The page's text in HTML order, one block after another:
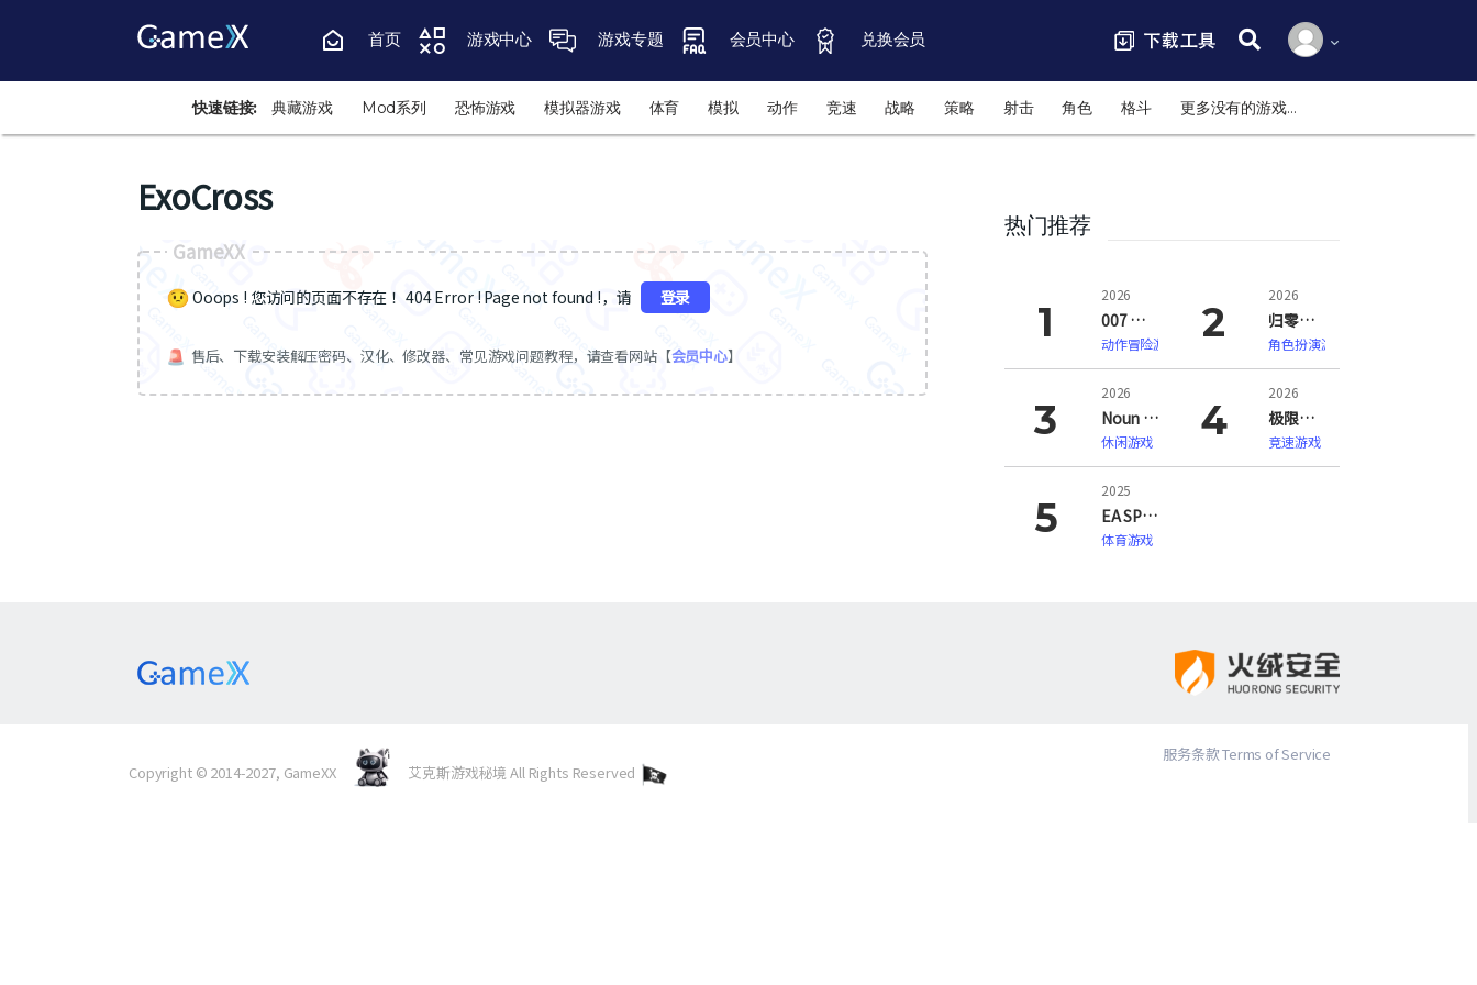
首页 游戏中心 游戏专题 会员中心 兑换会员
搜索:
快速链接: 典藏游戏 Mod系列 恐怖游戏 模拟器游戏 体育 模拟 动作 竞速 战略 策略 射击 角色 格斗 更多没有的游戏…
ExoCross
GameXX
Ooops ! 您访问的页面不存在 ！404 Error ! Page not found !，请 登录
售后、下载安装解压密码、汉化、修改器、常见游戏问题教程，请查看网站【会员中心】
热门推荐
2026
007 初露锋芒（007 First Light）
动作冒险游戏
2026
归零巡礼：亡谍镇魂曲（ZERO PARADES: For Dead Spies）
角色扮演游戏
2026
Noun Town 语言学习（Noun Town Language Learning）
休闲游戏
2026
极限竞速：地平线6（Forza Horizon 6）
竞速游戏
2025
EA SPORTS FC 26
体育游戏
Copyright © 2014-2027, GameXX 艾克斯游戏秘境 All Rights Reserved
服务条款 Terms of Service